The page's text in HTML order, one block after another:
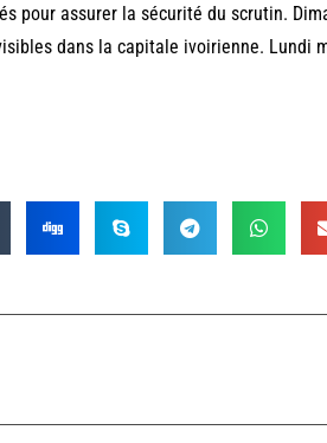
pour assurer la sécurité du scrutin.
dans la capitale ivoirienne. Lundi